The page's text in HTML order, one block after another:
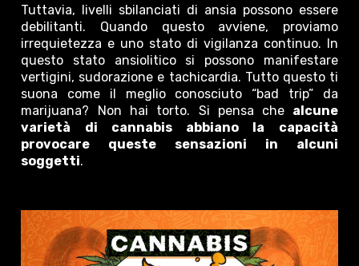
Tuttavia, livelli sbilanciati di ansia possono essere
debilitanti. Quando questo avviene, proviamo
irrequietezza e uno stato di vigilanza continuo. In
questo stato ansiolitico si possono manifestare
vertigini, sudorazione e tachicardia. Tutto questo ti
suona come il meglio conosciuto “bad trip” da
marijuana? Non hai torto. Si pensa che alcune
varietà di cannabis abbiano la capacità
provocare queste sensazioni in alcuni
soggetti.